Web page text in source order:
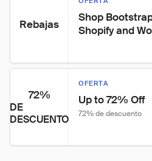
Rebajas
Shop
Shopify and
72%
DE
DESCUENTO
OFERTA
Up to 72% Off
72% de descuento